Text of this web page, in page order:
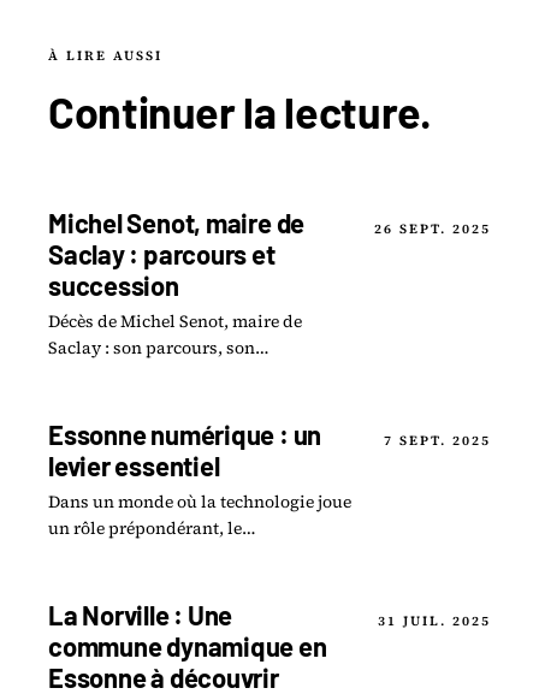
À LIRE AUSSI
Continuer lalecture.
Michel Senot, maire de
Saclay : parcours et
succession
Décès de Michel Senot, maire de
Saclay : son parcours, son
municipal.
26 SEPT. 2025
Essonne numérique : un
levier essentiel
Dans un monde où la technologie joue
un rôle prépondérant, le
crucial.
7 SEPT. 2025
La Norville : Une
commune dynamique en
Essonne à découvrir
31 JUIL. 2025